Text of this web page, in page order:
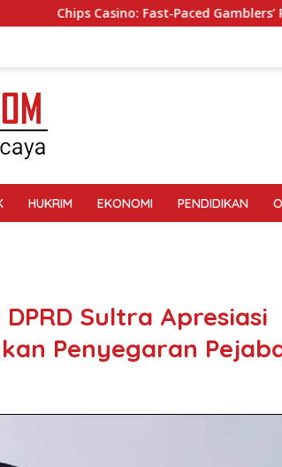
Fast‑Paced Gamblers’ Playground for
HUKRIM EKONOMI PENDIDIKAN
Sultra Apresiasi
Penyegaran